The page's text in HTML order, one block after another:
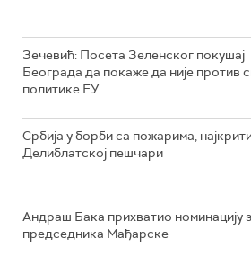
Зечевић: Посета Зеленског покушај
Београда да покаже да није против
политике ЕУ
Србија у борби са пожарима,
Делиблатској пешчари
Андраш Бака прихватио номинацију
председника Мађарске